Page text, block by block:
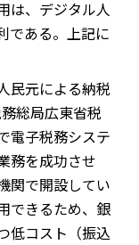
は、デジタル人
である。上記に
民元による納税
総局広東省税
電子税務システ
務を成功させ
関で開設してい
できるため、銀
低コスト（振込